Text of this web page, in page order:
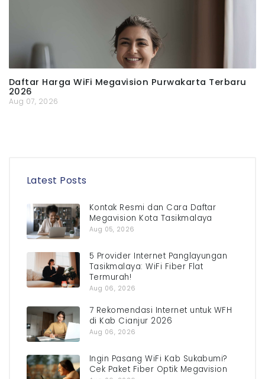
Daftar Harga WiFi Megavision Purwakarta Terbaru
2026
Aug 07, 2026
Latest Posts
Kontak Resmi dan Cara Daftar
Megavision Kota Tasikmalaya
Aug 05, 2026
5 Provider Internet Panglayungan
Tasikmalaya: WiFi Fiber Flat
Termurah!
Aug 06, 2026
7 Rekomendasi Internet untuk WFH
di Kab Cianjur 2026
Aug 06, 2026
Ingin Pasang WiFi Kab Sukabumi?
Cek Paket Fiber Optik Megavision